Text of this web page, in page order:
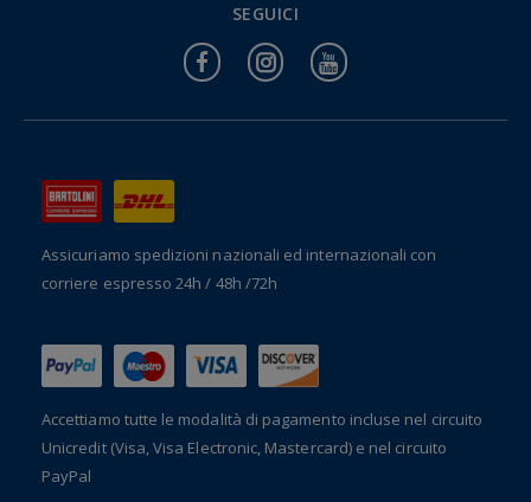
Assicuriamo spedizioni nazionali ed internazionali con
corriere espresso 24h / 48h /72h
Accettiamo tutte le modalità di pagamento incluse nel circuito
Unicredit (Visa, Visa Electronic, Mastercard) e nel circuito
PayPal
SEGUICI